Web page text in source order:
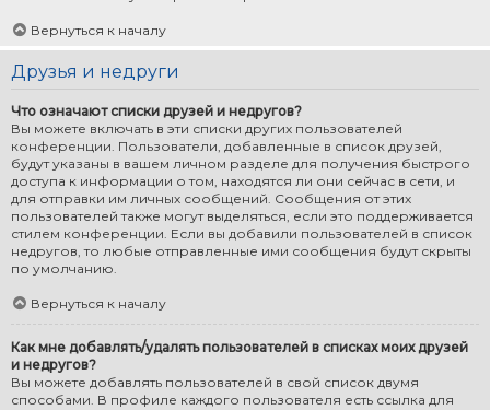
Вернуться к началу
Друзья и недруги
Что означают списки друзей и недругов?
Вы можете включать в эти списки других пользователей
конференции. Пользователи, добавленные в список друзей,
будут указаны в вашем личном разделе для получения быстрого
доступа к информации о том, находятся ли они сейчас в сети, и
для отправки им личных сообщений. Сообщения от этих
пользователей также могут выделяться, если это поддерживается
стилем конференции. Если вы добавили пользователей в список
недругов, то любые отправленные ими сообщения будут скрыты
по умолчанию.
Вернуться к началу
Как мне добавлять/удалять пользователей в списках моих друзей
и недругов?
Вы можете добавлять пользователей в свой список двумя
способами. В профиле каждого пользователя есть ссылка для